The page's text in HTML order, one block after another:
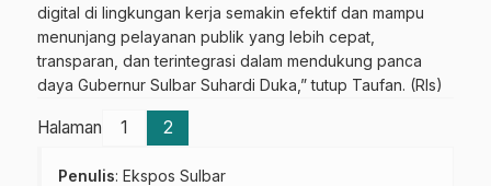
digital di lingkungan kerja semakin efektif dan mampu
menunjang pelayanan publik yang lebih cepat,
transparan, dan terintegrasi dalam mendukung panca
daya Gubernur Sulbar Suhardi Duka,” tutup Taufan. (Rls)
Halaman 1 2
Penulis: Ekspos Sulbar